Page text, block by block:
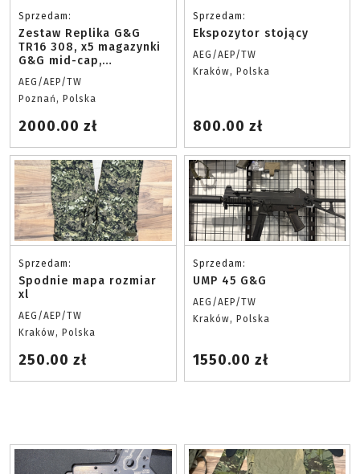
Sprzedam:
Zestaw Replika G&G
TR16 308, x5 magazynki
G&G mid-cap,
pokrowiec na replikę,
latarka taktyczna,
luneta celownicza
AEG/AEP/TW
Poznań, Polska
2000.00 zł
Sprzedam:
Ekspozytor stojący
AEG/AEP/TW
Kraków, Polska
800.00 zł
Sprzedam:
Spodnie mapa rozmiar
xl
AEG/AEP/TW
Kraków, Polska
250.00 zł
Sprzedam:
UMP 45 G&G
AEG/AEP/TW
Kraków, Polska
1550.00 zł